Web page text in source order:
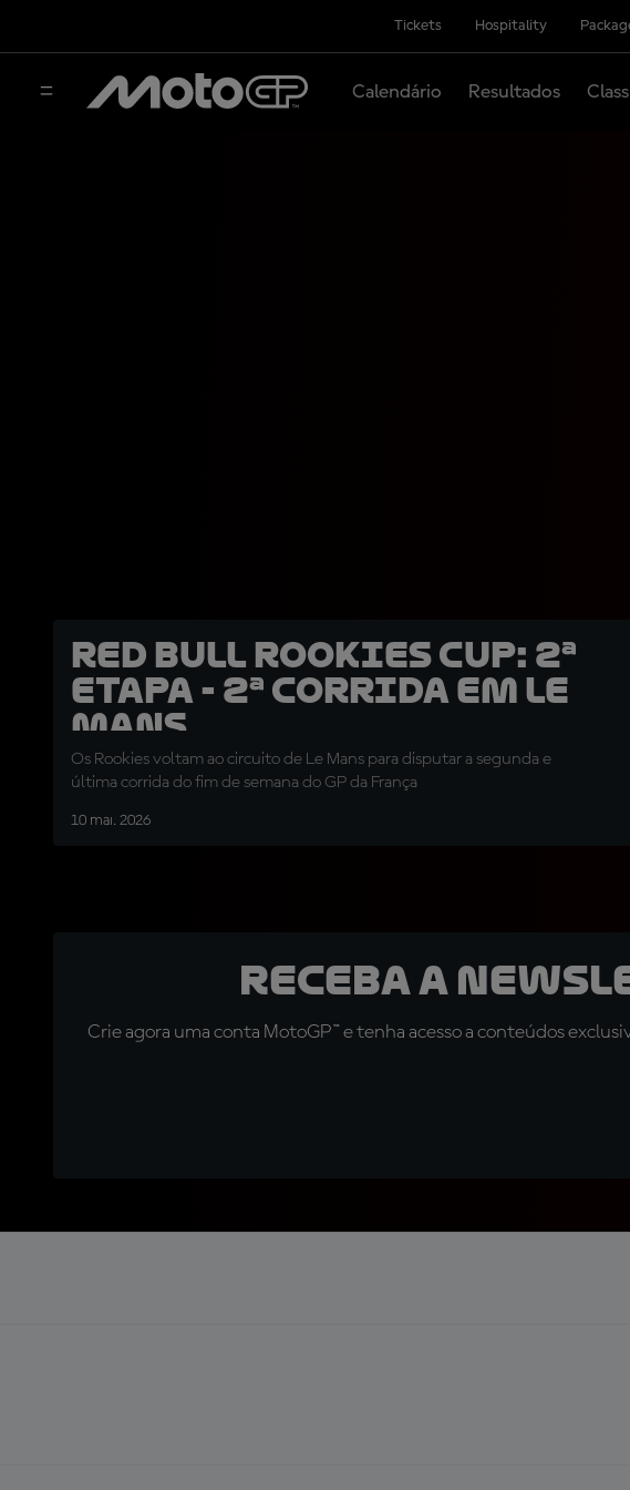
Tickets Hospitality
Calendário Resultados
Red Bull Rookies Cup: 2ª
Etapa - 2ª Corrida em Le
Mans
Os Rookies voltam ao circuito de Le Mans para disputar a segunda e
última corrida do fim de semana do GP da França
10 mai. 2026
Receba a
Crie agora uma conta MotoGP™ e tenha acesso a conteúdos